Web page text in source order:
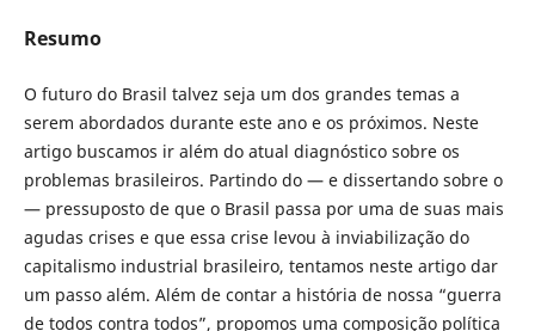
Resumo
O futuro do Brasil talvez seja um dos grandes temas a
serem abordados durante este ano e os próximos. Neste
artigo buscamos ir além do atual diagnóstico sobre os
problemas brasileiros. Partindo do — e dissertando sobre o
— pressuposto de que o Brasil passa por uma de suas mais
agudas crises e que essa crise levou à inviabilização do
capitalismo industrial brasileiro, tentamos neste artigo dar
um passo além. Além de contar a história de nossa “guerra
de todos contra todos”, propomos uma composição política